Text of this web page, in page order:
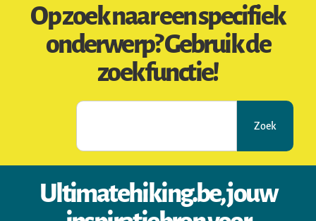
Op zoek naar een specifiek
onderwerp? Gebruik de
zoekfunctie!
Zoek
Ultimatehiking.be, jouw